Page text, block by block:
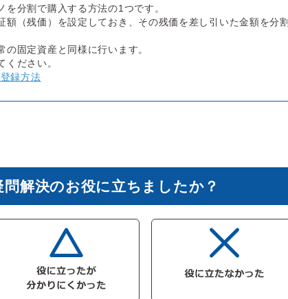
を分割で購入する方法の1つです。
額（残価）を設定しておき、その残価を差し引いた金額を分割
の固定資産と同様に行います。
ください。
録方法
解決のお役に立ちましたか？